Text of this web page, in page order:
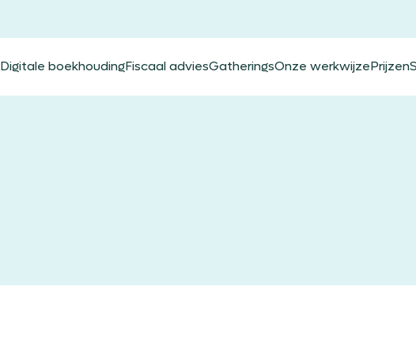
Digitale boekhoudingFiscaal adviesGatheringsOnze werkwijzePrijzen